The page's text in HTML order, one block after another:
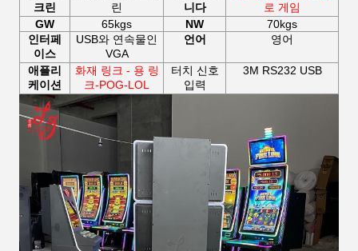
크린
린
니다
로 게임
GW
65kgs NW
70kgs
인터페
이스
USB와 연속물인
VGA
언어 영어
애플리
케이션
화재 링크 - 용 링
크-POG-LOL
터치 신호
입력
3M RS232 USB